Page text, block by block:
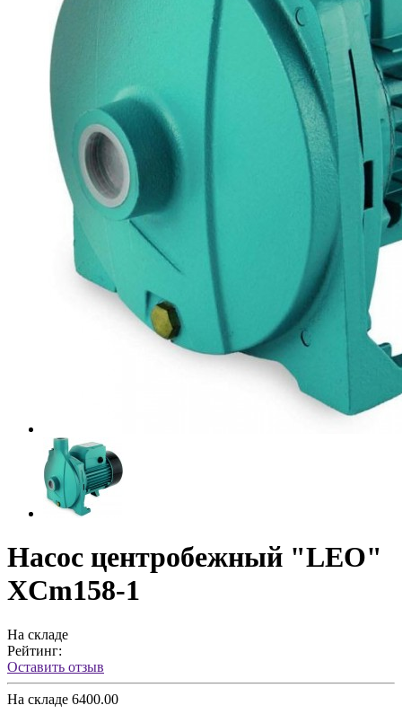
Насос центробежный "LEO"
XCm158-1
На складе
Рейтинг:
Оставить отзыв
На складе 6400.00